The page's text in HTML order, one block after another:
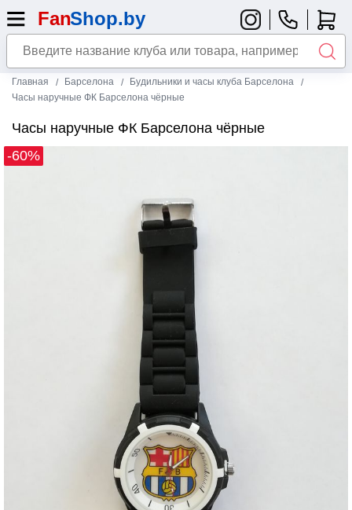
Главная Барселона
Будильники и часы клуба Барселона
Часы наручные ФК Барселона чёрные
Часы наручные ФК Барселона чёрные
-60%